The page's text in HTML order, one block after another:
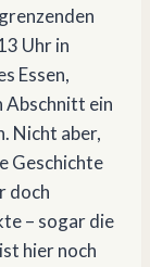
Uhr in
Essen,
Abschnitt ein
Nicht aber,
Geschichte
doch
– sogar die
hier noch